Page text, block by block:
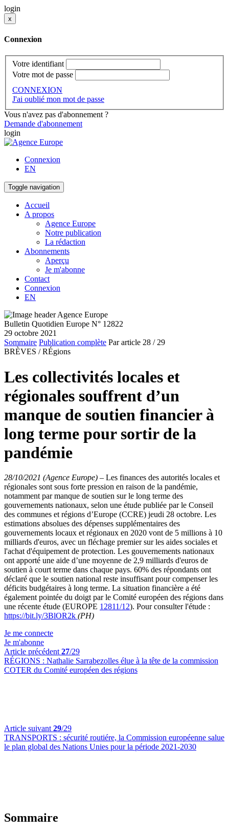
login
x
Connexion
Votre identifiant
Votre mot de passe
CONNEXION
J'ai oublié mon mot de passe
Vous n'avez pas d'abonnement ?
Demande d'abonnement
login
Connexion
EN
Toggle navigation
Accueil
A propos
Agence Europe
Notre publication
La rédaction
Abonnements
Aperçu
Je m'abonne
Contact
Connexion
EN
Bulletin Quotidien Europe N° 12822
29 octobre 2021
Sommaire Publication complète Par article 28 / 29
BRÈVES / RÉgions
Les collectivités locales et
régionales souffrent d’un
manque de soutien financier à
long terme pour sortir de la
pandémie
28/10/2021 (Agence Europe) – Les finances des autorités locales et
régionales sont sous forte pression en raison de la pandémie,
notamment par manque de soutien sur le long terme des
gouvernements nationaux, selon une étude publiée par le Conseil
des communes et régions d’Europe (CCRE) jeudi 28 octobre. Les
estimations absolues des dépenses supplémentaires des
gouvernements locaux et régionaux en 2020 vont de 5 millions à 10
milliards d'euros, avec un fléchage premier sur les aides sociales et
l'achat d'équipement de protection. Les gouvernements nationaux
ont apporté une aide d’une moyenne de 2,9 milliards d'euros de
soutien à court terme dans chaque pays. 60% des répondants ont
déclaré que le soutien national reste insuffisant pour compenser les
déficits budgétaires à long terme. La situation financière a été
également pointée du doigt par le Comité européen des régions dans
une récente étude (EUROPE 12811/12). Pour consulter l'étude :
https://bit.ly/3BlOR2k (PH)
Je me connecte
Je m'abonne
Article précédent 27/29
RÉGIONS : Nathalie Sarrabezolles élue à la tête de la commission
COTER du Comité européen des régions
Article suivant 29/29
TRANSPORTS : sécurité routiére, la Commission européenne salue
le plan global des Nations Unies pour la période 2021-2030
Sommaire